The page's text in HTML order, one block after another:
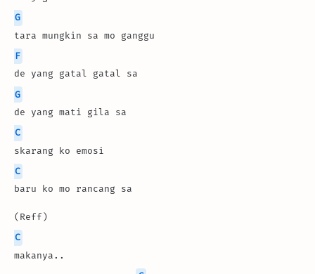
G
tara mungkin sa mo ganggu
F
de yang gatal gatal sa
G
de yang mati gila sa
C
skarang ko emosi
C
baru ko mo rancang sa
(Reff)
C
makanya..